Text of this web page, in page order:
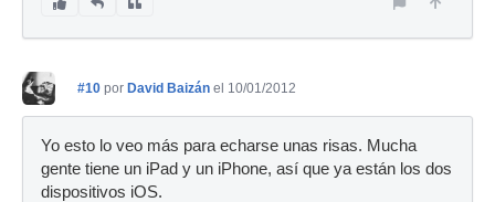
#10 por David Baizán el 10/01/2012
Yo esto lo veo más para echarse unas risas. Mucha
gente tiene un iPad y un iPhone, así que ya están los dos
dispositivos iOS.